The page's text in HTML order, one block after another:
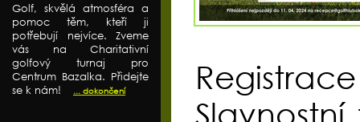
Golf, skvělá atmosféra a
pomoc těm, kteří ji
potřebují nejvíce. Zveme
vás na Charitativní
golfový turnaj pro
Centrum Bazalka. Přidejte
se k nám!
... dokončení